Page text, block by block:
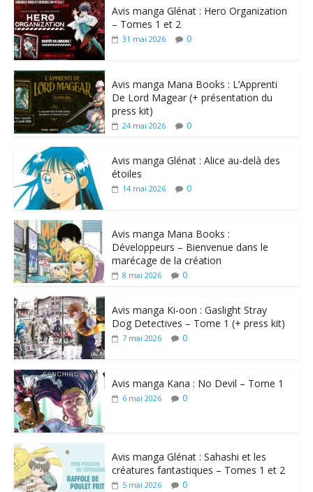
Avis manga Glénat : Hero Organization
– Tomes 1 et 2
31 mai 2026 0
Avis manga Mana Books : L’Apprenti
De Lord Magear (+ présentation du
press kit)
24 mai 2026 0
Avis manga Glénat : Alice au-delà des
étoiles
14 mai 2026 0
Avis manga Mana Books :
Développeurs – Bienvenue dans le
marécage de la création
8 mai 2026 0
Avis manga Ki-oon : Gaslight Stray
Dog Detectives – Tome 1 (+ press kit)
7 mai 2026 0
Avis manga Kana : No Devil – Tome 1
6 mai 2026 0
Avis manga Glénat : Sahashi et les
créatures fantastiques – Tomes 1 et 2
5 mai 2026 0